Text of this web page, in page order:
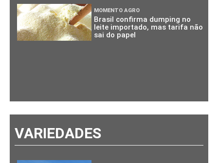
MOMENTO AGRO
Brasil confirma dumping no
leite importado, mas tarifa não
sai do papel
VARIEDADES